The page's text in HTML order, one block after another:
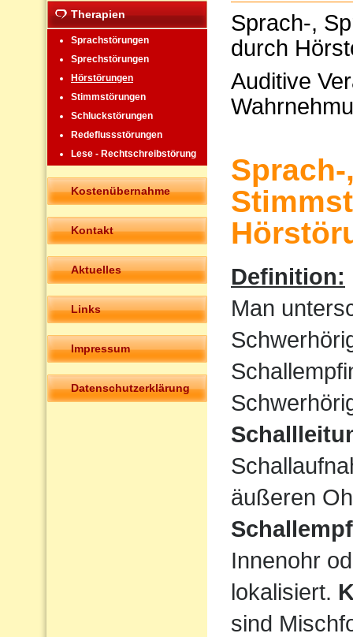
Therapien
Sprachstörungen
Sprechstörungen
Hörstörungen
Stimmstörungen
Schluckstörungen
Redeflussstörungen
Lese - Rechtschreibstörung
Kostenübernahme
Kontakt
Aktuelles
Links
Impressum
Datenschutzerklärung
Sprach-,
durch
Auditive
Definition:
Man
äußeren
Innenohr
lokalisiert.
sind